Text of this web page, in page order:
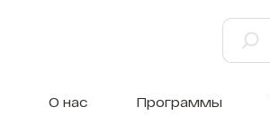
О нас Программы